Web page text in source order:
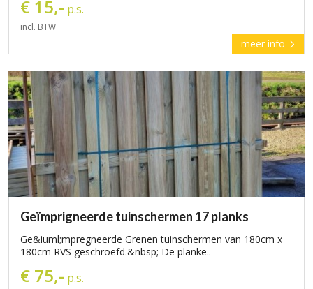
€ 15,- p.s.
incl. BTW
meer info
Geïmprigneerde tuinschermen 17 planks
Ge&iuml;mpregneerde Grenen tuinschermen van 180cm x
180cm RVS geschroefd.&nbsp; De planke..
€ 75,- p.s.